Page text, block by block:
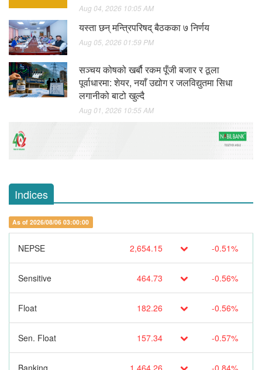
Aug 04, 2026 10:05 AM
यस्ता छन् मन्त्रिपरिषद् बैठकका ७ निर्णय
Aug 05, 2026 01:59 PM
सञ्चय कोषको खर्बौ रकम पूँजी बजार र ठूला
पूर्वाधारमा: शेयर, नयाँ उद्योग र जलविद्युतमा सिधा
लगानीको बाटो खुल्दै
Aug 01, 2026 10:55 AM
Indices
As of 2026/08/06 03:00:00
NEPSE 2,654.15 -0.51%
Sensitive 464.73 -0.56%
Float 182.26 -0.56%
Sen. Float 157.34 -0.57%
Banking 1,464.26 -0.84%